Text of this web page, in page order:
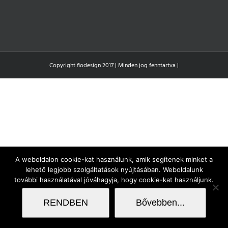
Copyright flodesign 2017 | Minden jog fenntartva |
A weboldalon cookie-kat használunk, amik segítenek minket a
lehető legjobb szolgáltatások nyújtásában. Weboldalunk
további használatával jóváhagyja, hogy cookie-kat használjunk.
RENDBEN Bővebben...